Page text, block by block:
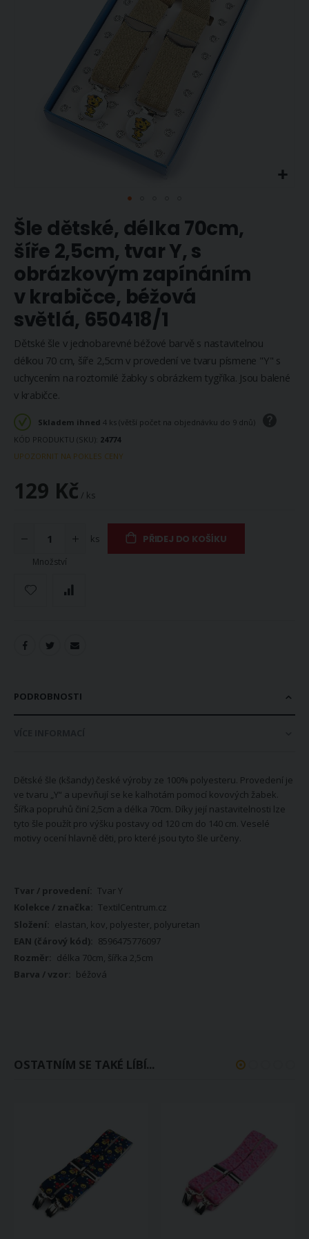
na
začátek
galerie
s
obrázky
Šle dětské, délka 70cm,
šíře 2,5cm, tvar Y, s
obrázkovým zapínáním
v krabičce, béžová
světlá, 650418/1
Dětské šle v jednobarevné béžové barvě s nastavitelnou
délkou 70 cm, šíře 2,5cm v provedení ve tvaru písmene "Y" s
uchycením na roztomilé žabky s obrázkem tygříka. Jsou balené
v krabičce.
Skladem ihned 4 ks (větší počet na objednávku do 9 dnů)
KÓD PRODUKTU (SKU) 24774
UPOZORNIT NA POKLES CENY
129 Kč / ks
Množství
ks PŘIDEJ DO KOŠÍKU
PODROBNOSTI
Dětské šle (kšandy) české výroby ze 100% polyesteru. Provedení je
ve tvaru „Y“ a upevňují se ke kalhotám pomocí kovových žabek.
Šířka popruhů činí 2,5cm a délka 70cm. Díky její nastavitelnosti lze
tyto šle použít pro výšku postavy od 120 cm do 140 cm. Veselé
motivy ocení hlavně děti, pro které jsou tyto šle určeny.
Více
informací
Tvar Y
TextilCentrum.cz
elastan, kov, polyester, polyuretan
8596475776097
délka 70cm, šířka 2,5cm
béžová
OSTATNÍM SE TAKÉ LÍBÍ...